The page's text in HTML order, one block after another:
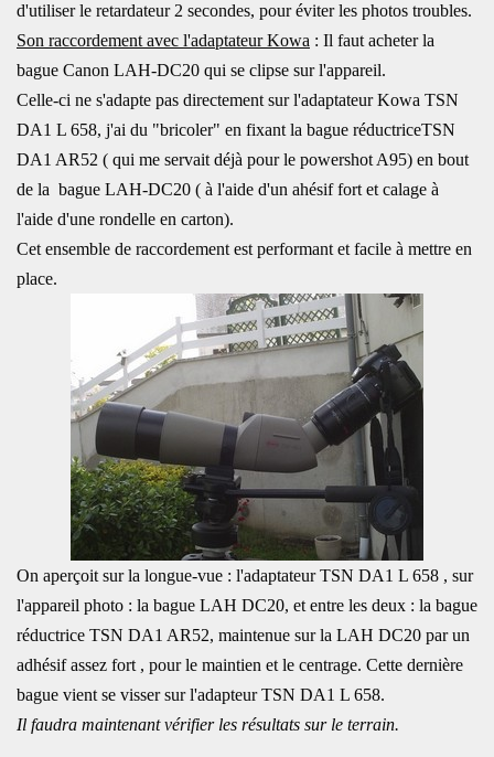
d'utiliser le retardateur 2 secondes, pour éviter les photos troubles.
Son raccordement avec l'adaptateur Kowa : Il faut acheter la
bague Canon LAH-DC20 qui se clipse sur l'appareil.
Celle-ci ne s'adapte pas directement sur l'adaptateur Kowa TSN
DA1 L 658, j'ai du "bricoler" en fixant la bague réductriceTSN
DA1 AR52 ( qui me servait déjà pour le powershot A95) en bout
de la bague LAH-DC20 ( à l'aide d'un ahésif fort et calage à
l'aide d'une rondelle en carton).
Cet ensemble de raccordement est performant et facile à mettre en
place.
On aperçoit sur la longue-vue : l'adaptateur TSN DA1 L 658 , sur
l'appareil photo : la bague LAH DC20, et entre les deux : la bague
réductrice TSN DA1 AR52, maintenue sur la LAH DC20 par un
adhésif assez fort , pour le maintien et le centrage. Cette dernière
bague vient se visser sur l'adapteur TSN DA1 L 658.
Il faudra maintenant vérifier les résultats sur le terrain.